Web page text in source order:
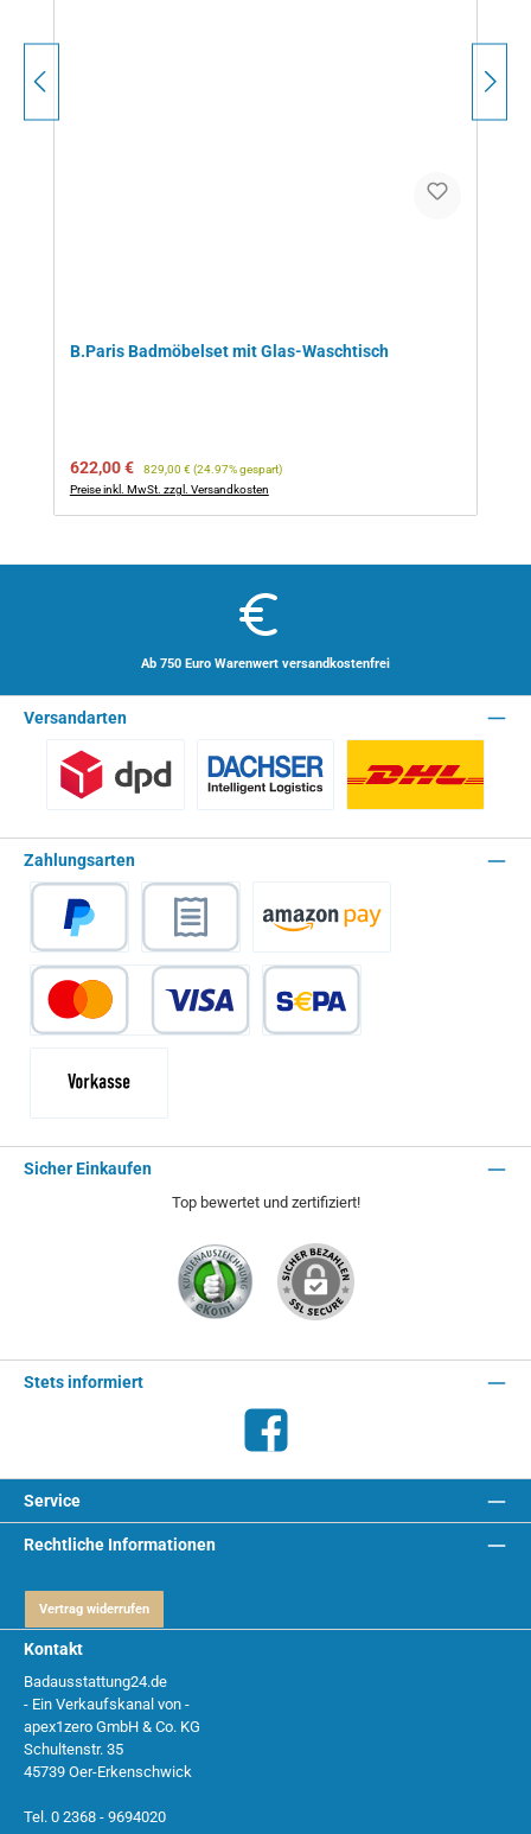
B.Paris Badmöbelset mit Glas-Waschtisch
Verkaufspreis:
622,00 € Regulärer Preis:
829,00 € (24.97% gespart)
Preise inkl. MwSt. zzgl. Versandkosten
Ab 750 Euro Warenwert versandkostenfrei
Versandarten
Zahlungsarten
PayPal Rechnungskauf Amazon Pay
Sicher Einkaufen
Top bewertet und zertifiziert!
Stets informiert
Facebook
Kontakt
Badausstattung24.de
- Ein Verkaufskanal von -
apex1zero GmbH & Co. KG
Schultenstr. 35
45739 Oer-Erkenschwick
Tel. 0 2368 - 9694020
Service
Rechtliche Informationen
Vertrag widerrufen